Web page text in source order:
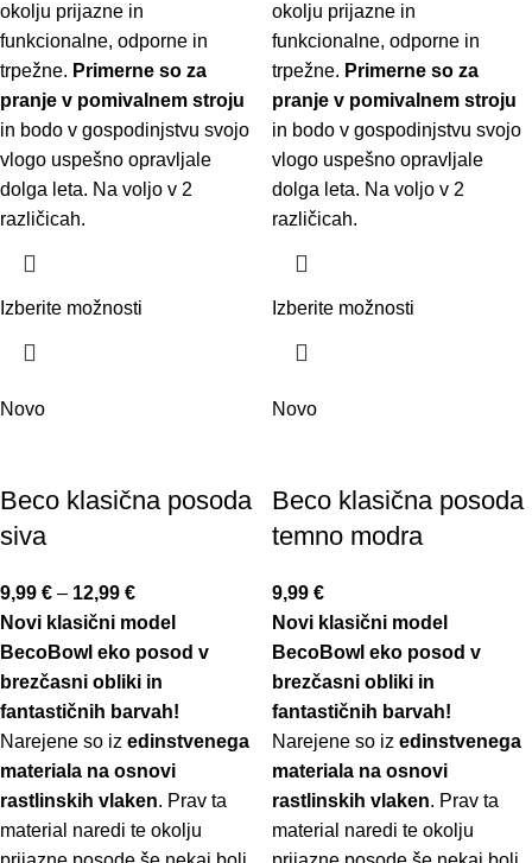
okolju prijazne in
funkcionalne, odporne in
trpežne. Primerne so za
pranje v pomivalnem stroju
in bodo v gospodinjstvu svojo
vlogo uspešno opravljale
dolga leta. Na voljo v 2
različicah.
Izberite možnosti
okolju prijazne in
funkcionalne, odporne in
trpežne. Primerne so za
pranje v pomivalnem stroju
in bodo v gospodinjstvu svojo
vlogo uspešno opravljale
dolga leta. Na voljo v 2
različicah.
Izberite možnosti
Novo
Beco klasična posoda
siva
9,99 € – 12,99 €
Novi klasični model
BecoBowl eko posod v
brezčasni obliki in
fantastičnih barvah!
Narejene so iz edinstvenega
materiala na osnovi
rastlinskih vlaken. Prav ta
material naredi te okolju
Novo
Beco klasična posoda
temno modra
9,99 €
Novi klasični model
BecoBowl eko posod v
brezčasni obliki in
fantastičnih barvah!
Narejene so iz edinstvenega
materiala na osnovi
rastlinskih vlaken. Prav ta
material naredi te okolju